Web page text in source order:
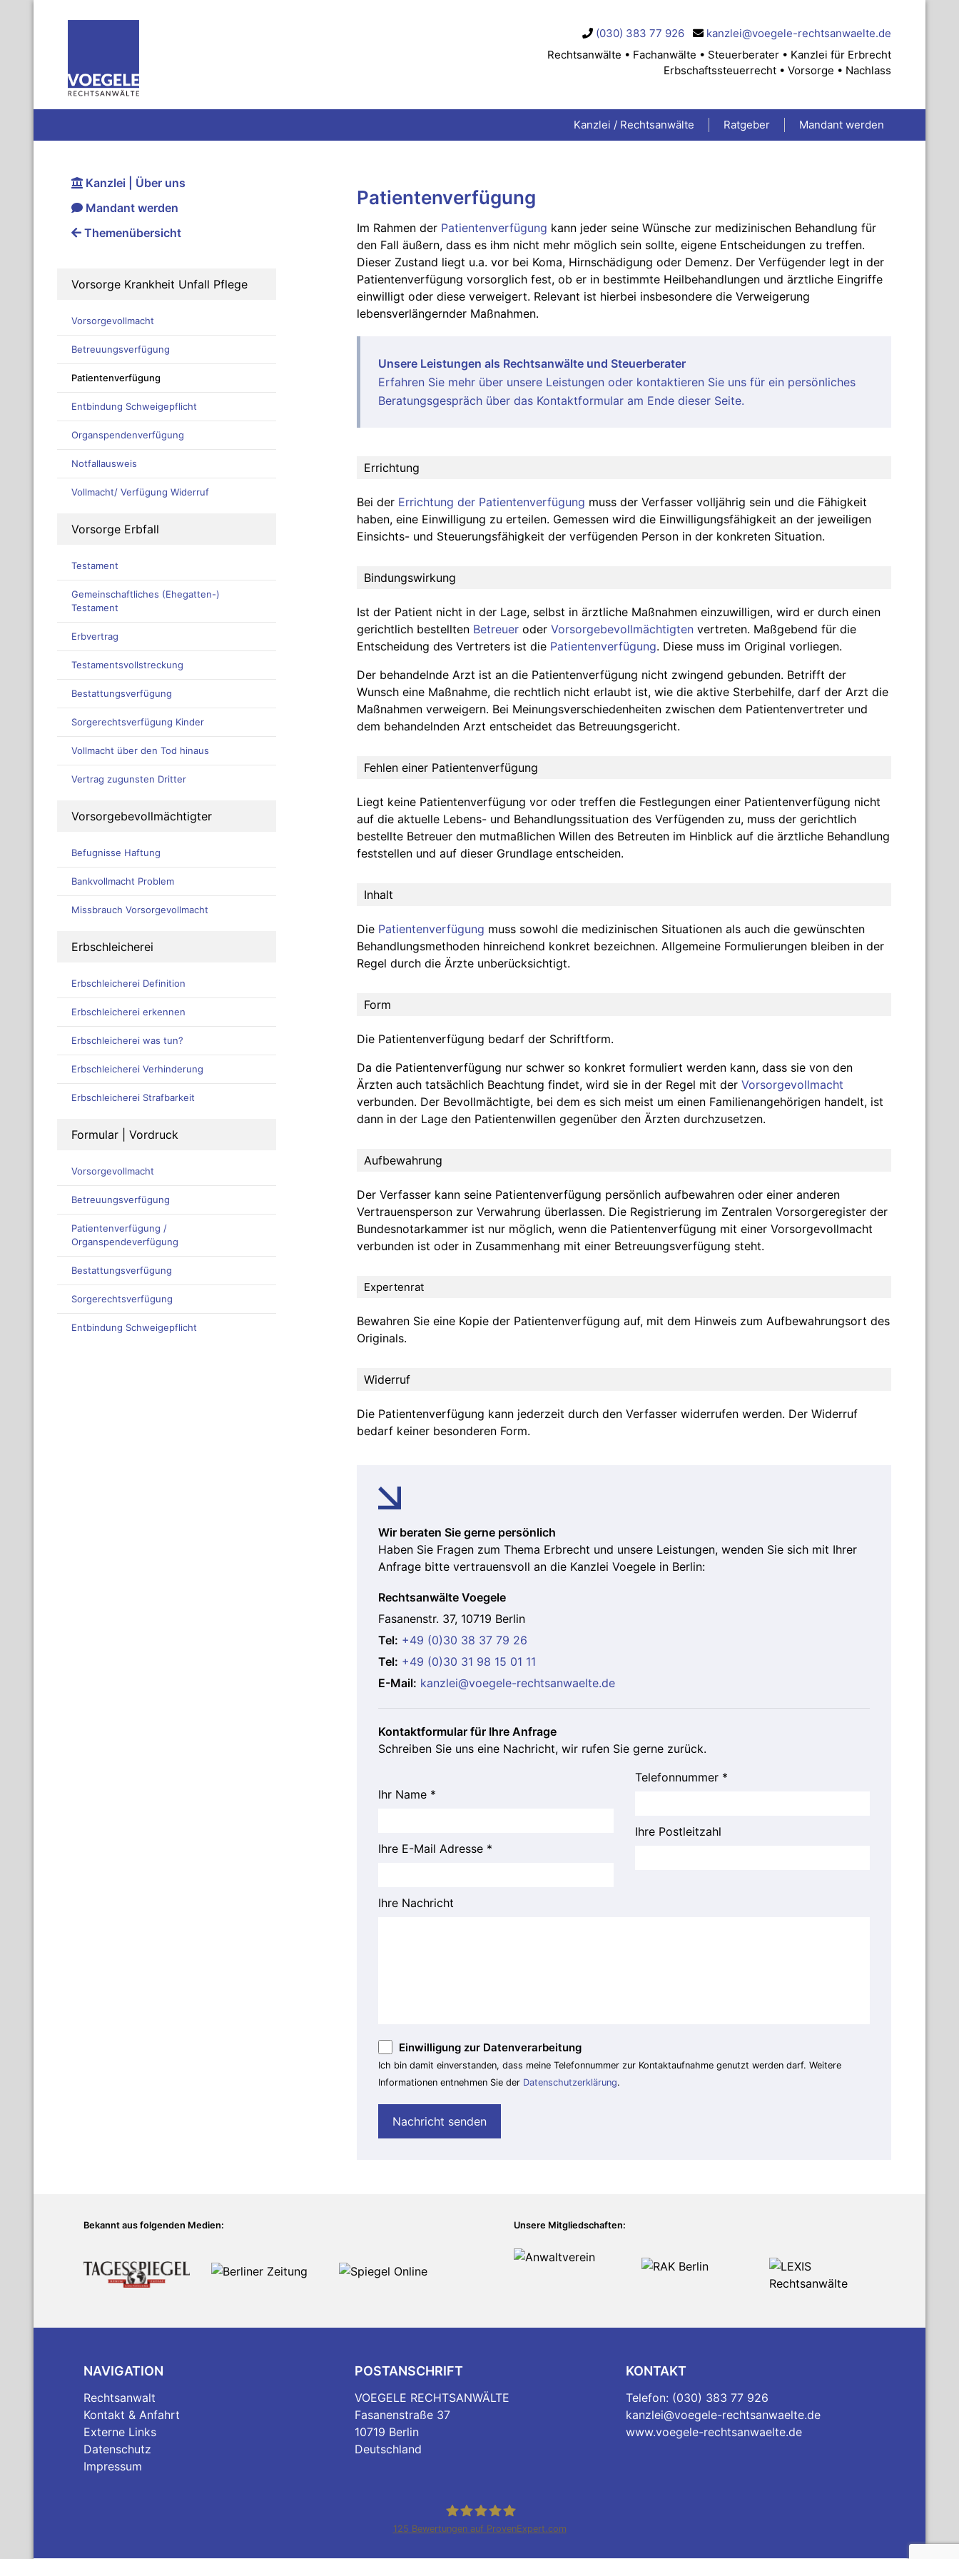
(030) 383 77 926
kanzlei@voegele-rechtsanwaelte.de
Rechtsanwälte • Fachanwälte • Steuerberater • Kanzlei für Erbrecht
Erbschaftssteuerrecht • Vorsorge • Nachlass
Kanzlei / Rechtsanwälte Ratgeber Mandant werden
Kanzlei | Über uns
Mandant werden
Themenübersicht
Vorsorge Krankheit Unfall Pflege
Vorsorgevollmacht
Betreuungsverfügung
Patientenverfügung
Entbindung Schweigepflicht
Organspendenverfügung
Notfallausweis
Vollmacht/ Verfügung Widerruf
Vorsorge Erbfall
Testament
Gemeinschaftliches (Ehegatten-)
Testament
Erbvertrag
Testamentsvollstreckung
Bestattungsverfügung
Sorgerechtsverfügung Kinder
Vollmacht über den Tod hinaus
Vertrag zugunsten Dritter
Vorsorgebevollmächtigter
Befugnisse Haftung
Bankvollmacht Problem
Missbrauch Vorsorgevollmacht
Erbschleicherei
Erbschleicherei Definition
Erbschleicherei erkennen
Erbschleicherei was tun?
Erbschleicherei Verhinderung
Erbschleicherei Strafbarkeit
Formular | Vordruck
Vorsorgevollmacht
Betreuungsverfügung
Patientenverfügung /
Organspendeverfügung
Bestattungsverfügung
Sorgerechtsverfügung
Entbindung Schweigepflicht
Patientenverfügung
Im Rahmen der Patientenverfügung kann jeder seine Wünsche zur medizinischen Behandlung für
den Fall äußern, dass es ihm nicht mehr möglich sein sollte, eigene Entscheidungen zu treffen.
Dieser Zustand liegt u.a. vor bei Koma, Hirnschädigung oder Demenz. Der Verfügender legt in der
Patientenverfügung vorsorglich fest, ob er in bestimmte Heilbehandlungen und ärztliche Eingriffe
einwilligt oder diese verweigert. Relevant ist hierbei insbesondere die Verweigerung
lebensverlängernder Maßnahmen.
Unsere Leistungen als Rechtsanwälte und Steuerberater
Erfahren Sie mehr über unsere Leistungen oder kontaktieren Sie uns für ein persönliches
Beratungsgespräch über das Kontaktformular am Ende dieser Seite.
Errichtung
Bei der Errichtung der Patientenverfügung muss der Verfasser volljährig sein und die Fähigkeit
haben, eine Einwilligung zu erteilen. Gemessen wird die Einwilligungsfähigkeit an der jeweiligen
Einsichts- und Steuerungsfähigkeit der verfügenden Person in der konkreten Situation.
Bindungswirkung
Ist der Patient nicht in der Lage, selbst in ärztliche Maßnahmen einzuwilligen, wird er durch einen
gerichtlich bestellten Betreuer oder Vorsorgebevollmächtigten vertreten. Maßgebend für die
Entscheidung des Vertreters ist die Patientenverfügung. Diese muss im Original vorliegen.
Der behandelnde Arzt ist an die Patientenverfügung nicht zwingend gebunden. Betrifft der
Wunsch eine Maßnahme, die rechtlich nicht erlaubt ist, wie die aktive Sterbehilfe, darf der Arzt die
Maßnahmen verweigern. Bei Meinungsverschiedenheiten zwischen dem Patientenvertreter und
dem behandelnden Arzt entscheidet das Betreuungsgericht.
Fehlen einer Patientenverfügung
Liegt keine Patientenverfügung vor oder treffen die Festlegungen einer Patientenverfügung nicht
auf die aktuelle Lebens- und Behandlungssituation des Verfügenden zu, muss der gerichtlich
bestellte Betreuer den mutmaßlichen Willen des Betreuten im Hinblick auf die ärztliche Behandlung
feststellen und auf dieser Grundlage entscheiden.
Inhalt
Die Patientenverfügung muss sowohl die medizinischen Situationen als auch die gewünschten
Behandlungsmethoden hinreichend konkret bezeichnen. Allgemeine Formulierungen bleiben in der
Regel durch die Ärzte unberücksichtigt.
Form
Die Patientenverfügung bedarf der Schriftform.
Da die Patientenverfügung nur schwer so konkret formuliert werden kann, dass sie von den
Ärzten auch tatsächlich Beachtung findet, wird sie in der Regel mit der Vorsorgevollmacht
verbunden. Der Bevollmächtigte, bei dem es sich meist um einen Familienangehörigen handelt, ist
dann in der Lage den Patientenwillen gegenüber den Ärzten durchzusetzen.
Aufbewahrung
Der Verfasser kann seine Patientenverfügung persönlich aufbewahren oder einer anderen
Vertrauensperson zur Verwahrung überlassen. Die Registrierung im Zentralen Vorsorgeregister der
Bundesnotarkammer ist nur möglich, wenn die Patientenverfügung mit einer Vorsorgevollmacht
verbunden ist oder in Zusammenhang mit einer Betreuungsverfügung steht.
Expertenrat
Bewahren Sie eine Kopie der Patientenverfügung auf, mit dem Hinweis zum Aufbewahrungsort des
Originals.
Widerruf
Die Patientenverfügung kann jederzeit durch den Verfasser widerrufen werden. Der Widerruf
bedarf keiner besonderen Form.
Wir beraten Sie gerne persönlich
Haben Sie Fragen zum Thema Erbrecht und unsere Leistungen, wenden Sie sich mit Ihrer
Anfrage bitte vertrauensvoll an die Kanzlei Voegele in Berlin:
Rechtsanwälte Voegele
Fasanenstr. 37, 10719 Berlin
Tel: +49 (0)30 38 37 79 26
Tel: +49 (0)30 31 98 15 01 11
E-Mail: kanzlei@voegele-rechtsanwaelte.de
Kontaktformular für Ihre Anfrage
Schreiben Sie uns eine Nachricht, wir rufen Sie gerne zurück.
Ihr Name *
Ihre E-Mail Adresse *
Telefonnummer *
Ihre Postleitzahl
Ihre Nachricht
Einwilligung zur Datenverarbeitung
Ich bin damit einverstanden, dass meine Telefonnummer zur Kontaktaufnahme genutzt werden darf. Weitere
Informationen entnehmen Sie der Datenschutzerklärung.
Bekannt aus folgenden Medien: Unsere Mitgliedschaften:
NAVIGATION
Rechtsanwalt
Kontakt & Anfahrt
Externe Links
Datenschutz
Impressum
POSTANSCHRIFT
VOEGELE RECHTSANWÄLTE
Fasanenstraße 37
10719 Berlin
Deutschland
KONTAKT
Telefon: (030) 383 77 926
kanzlei@voegele-rechtsanwaelte.de
www.voegele-rechtsanwaelte.de
125 Bewertungen auf ProvenExpert.com